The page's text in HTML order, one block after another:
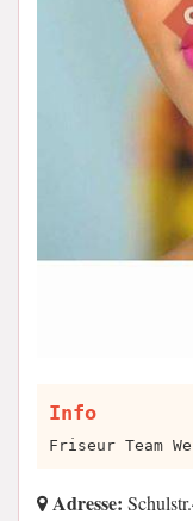
Info
Friseur Team
Adresse: